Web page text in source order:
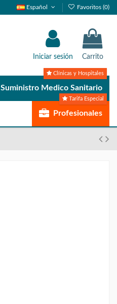
Español Favoritos (0)
Iniciar sesión Carrito
Suministro Medico Sanitario
Clínicas y Hospitales
Profesionales
Tarifa Especial